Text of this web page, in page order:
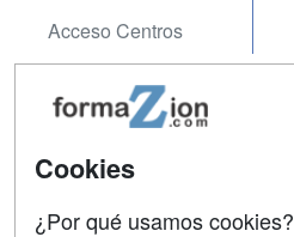
Acceso Centros
Contactar
Confidencialidad
Aviso legal
Cookies
¿Por qué usamos cookies?